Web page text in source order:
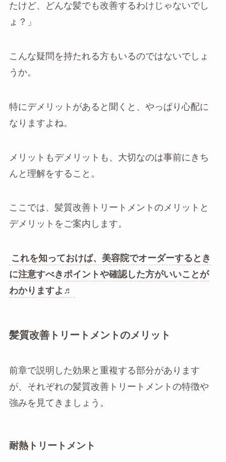
たけど、どんな髪でも改善するわけじゃないでし
ょ？」
こんな疑問を持たれる方もいるのではないでしょ
うか。
特にデメリットがあると聞くと、やっぱり心配に
なりますよね。
メリットもデメリットも、大切なのは事前にきち
んと理解をすること。
ここでは、髪質改善トリートメントのメリットと
デメリットをご案内します。
これを知っておけば、美容院でオーダーするとき
に注意すべきポイントや確認した方がいいことが
わかりますよ♬
髪質改善トリートメントのメリット
前章で説明した効果と重複する部分があります
が、それぞれの髪質改善トリートメントの特徴や
強みを見てきましょう。
耐熱トリートメント